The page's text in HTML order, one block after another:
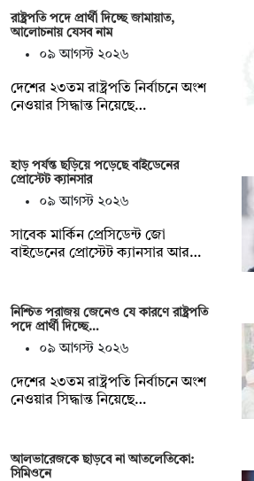
রাষ্ট্রপতি পদে প্রার্থী দিচ্ছে জামায়াত,
আলোচনায় যেসব নাম
০৯ আগস্ট ২০২৬
দেশের ২৩তম রাষ্ট্রপতি নির্বাচনে অংশ
নেওয়ার সিদ্ধান্ত নিয়েছে…
হাড় পর্যন্ত ছড়িয়ে পড়েছে বাইডেনের
প্রোস্টেট ক্যানসার
০৯ আগস্ট ২০২৬
সাবেক মার্কিন প্রেসিডেন্ট জো
বাইডেনের প্রোস্টেট ক্যানসার আর…
নিশ্চিত পরাজয় জেনেও যে কারণে রাষ্ট্রপতি
পদে প্রার্থী দিচ্ছে…
০৯ আগস্ট ২০২৬
দেশের ২৩তম রাষ্ট্রপতি নির্বাচনে অংশ
নেওয়ার সিদ্ধান্ত নিয়েছে…
আলভারেজকে ছাড়বে না আতলেতিকো:
সিমিওনে